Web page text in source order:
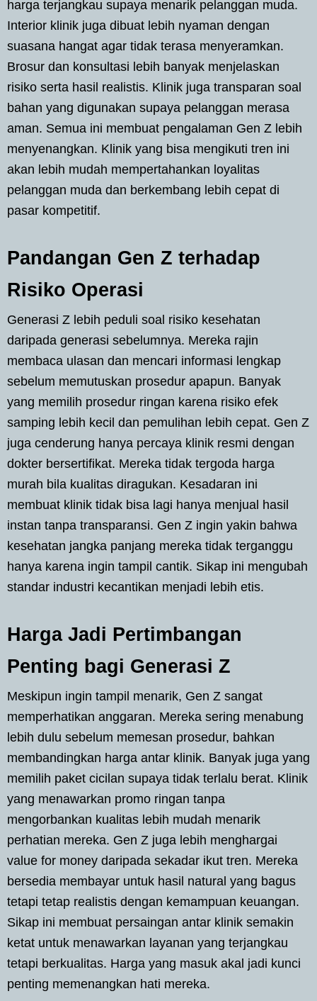
harga terjangkau supaya menarik pelanggan muda.
Interior klinik juga dibuat lebih nyaman dengan
suasana hangat agar tidak terasa menyeramkan.
Brosur dan konsultasi lebih banyak menjelaskan
risiko serta hasil realistis. Klinik juga transparan soal
bahan yang digunakan supaya pelanggan merasa
aman. Semua ini membuat pengalaman Gen Z lebih
menyenangkan. Klinik yang bisa mengikuti tren ini
akan lebih mudah mempertahankan loyalitas
pelanggan muda dan berkembang lebih cepat di
pasar kompetitif.
Pandangan Gen Z terhadap
Risiko Operasi
Generasi Z lebih peduli soal risiko kesehatan
daripada generasi sebelumnya. Mereka rajin
membaca ulasan dan mencari informasi lengkap
sebelum memutuskan prosedur apapun. Banyak
yang memilih prosedur ringan karena risiko efek
samping lebih kecil dan pemulihan lebih cepat. Gen Z
juga cenderung hanya percaya klinik resmi dengan
dokter bersertifikat. Mereka tidak tergoda harga
murah bila kualitas diragukan. Kesadaran ini
membuat klinik tidak bisa lagi hanya menjual hasil
instan tanpa transparansi. Gen Z ingin yakin bahwa
kesehatan jangka panjang mereka tidak terganggu
hanya karena ingin tampil cantik. Sikap ini mengubah
standar industri kecantikan menjadi lebih etis.
Harga Jadi Pertimbangan
Penting bagi Generasi Z
Meskipun ingin tampil menarik, Gen Z sangat
memperhatikan anggaran. Mereka sering menabung
lebih dulu sebelum memesan prosedur, bahkan
membandingkan harga antar klinik. Banyak juga yang
memilih paket cicilan supaya tidak terlalu berat. Klinik
yang menawarkan promo ringan tanpa
mengorbankan kualitas lebih mudah menarik
perhatian mereka. Gen Z juga lebih menghargai
value for money daripada sekadar ikut tren. Mereka
bersedia membayar untuk hasil natural yang bagus
tetapi tetap realistis dengan kemampuan keuangan.
Sikap ini membuat persaingan antar klinik semakin
ketat untuk menawarkan layanan yang terjangkau
tetapi berkualitas. Harga yang masuk akal jadi kunci
penting memenangkan hati mereka.